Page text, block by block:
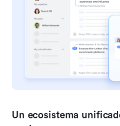
Un ecosistema